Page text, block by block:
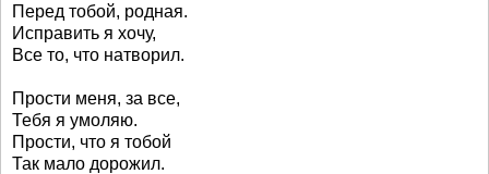
Перед тобой, родная.
Исправить я хочу,
Все то, что натворил.
Прости меня, за все,
Тебя я умоляю.
Прости, что я тобой
Так мало дорожил.